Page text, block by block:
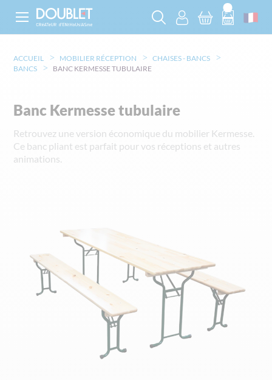
ACCUEIL MOBILIER RÉCEPTION
CHAISES - BANCS
BANCS
BANC KERMESSE TUBULAIRE
Banc Kermesse tubulaire
Retrouvez une version économique du mobilier Kermesse.
Ce banc pliant est parfait pour vos réceptions et autres
animations.
gallery